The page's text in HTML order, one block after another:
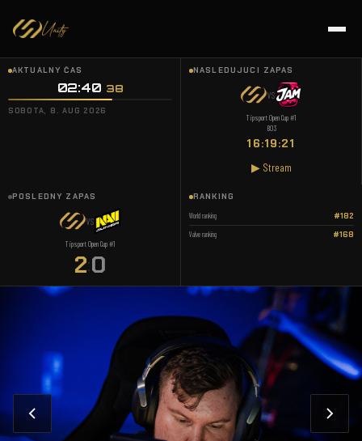
AKTUÁLNY ČAS
02:40 39
SOBOTA, 8. AUG 2026
NASLEDUJÚCI ZÁPAS
VS
Tipsport Open Cup #1
BO3
16:19:20
▶ Stream
POSLEDNÝ ZÁPAS
VS
Tipsport Open Cup #1
2:0
RANKING
World ranking #182
Valve ranking #168